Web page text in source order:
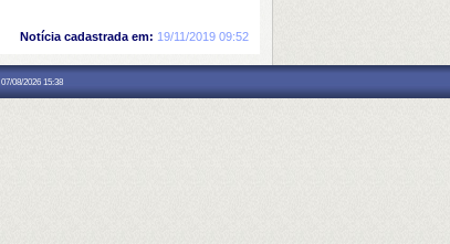
Notícia cadastrada em: 19/11/2019 09:52
07/08/2026 15:38